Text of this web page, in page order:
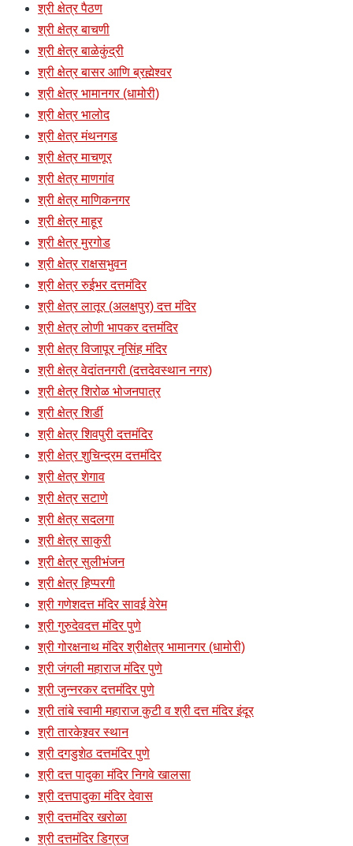
श्री क्षेत्र पैठण
श्री क्षेत्र बाचणी
श्री क्षेत्र बाळेकुंद्री
श्री क्षेत्र बासर आणि ब्रह्मेश्वर
श्री क्षेत्र भामानगर (धामोरी)
श्री क्षेत्र भालोद
श्री क्षेत्र मंथनगड
श्री क्षेत्र माचणूर
श्री क्षेत्र माणगांव
श्री क्षेत्र माणिकनगर
श्री क्षेत्र माहूर
श्री क्षेत्र मुरगोड
श्री क्षेत्र राक्षसभुवन
श्री क्षेत्र रुईभर दत्तमंदिर
श्री क्षेत्र लातूर (अलक्षपुर) दत्त मंदिर
श्री क्षेत्र लोणी भापकर दत्तमंदिर
श्री क्षेत्र विजापूर नृसिंह मंदिर
श्री क्षेत्र वेदांतनगरी (दत्तदेवस्थान नगर)
श्री क्षेत्र शिरोळ भोजनपात्र
श्री क्षेत्र शिर्डी
श्री क्षेत्र शिवपुरी दत्तमंदिर
श्री क्षेत्र शुचिन्द्रम दत्तमंदिर
श्री क्षेत्र शेगाव
श्री क्षेत्र सटाणे
श्री क्षेत्र सदलगा
श्री क्षेत्र साकुरी
श्री क्षेत्र सुलीभंजन
श्री क्षेत्र हिप्परगी
श्री गणेशदत्त मंदिर सावई वेरेम
श्री गुरुदेवदत्त मंदिर पुणे
श्री गोरक्षनाथ मंदिर श्रीक्षेत्र भामानगर (धामोरी)
श्री जंगली महाराज मंदिर पुणे
श्री जुन्नरकर दत्तमंदिर पुणे
श्री तांबे स्वामी महाराज कुटी व श्री दत्त मंदिर इंदूर
श्री तारकेश्र्वर स्थान
श्री दगडुशेठ दत्तमंदिर पुणे
श्री दत्त पादुका मंदिर निगवे खालसा
श्री दत्तपादुका मंदिर देवास
श्री दत्तमंदिर खरोळा
श्री दत्तमंदिर डिग्रज